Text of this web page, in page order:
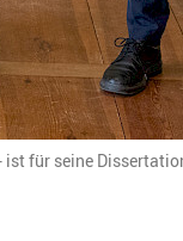
für seine